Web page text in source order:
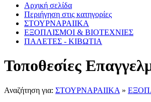
Αρχική σελίδα
Περιήγηση στις κατηγορίες
ΣΤΟΥΡΝΑΡΑΙΙΚΑ
ΕΞΟΠΛΙΣΜΟΙ & ΒΙΟΤΕΧΝΙΕΣ
ΠΑΛΕΤΕΣ - ΚΙΒΩΤΙΑ
Τοποθεσίες
Αναζήτηση για: ΣΤΟΥΡΝΑΡΑΙΙΚΑ »